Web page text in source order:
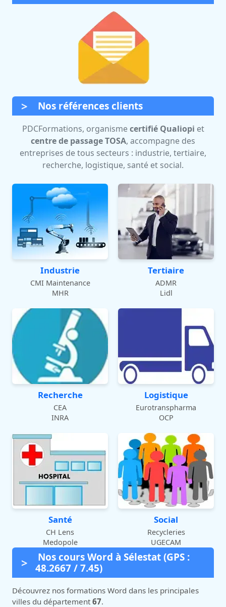
Nos références clients
PDCFormations, organismecertifié Qualiopi et
centre de passage TOSA, accompagne des
entreprises de tous secteurs : industrie, tertiaire,
recherche, logistique, santé et social.
Industrie
CMI Maintenance
MHR
Tertiaire
ADMR
Lidl
Recherche
CEA
INRA
Logistique
Eurotranspharma
OCP
Santé
CH Lens
Medopole
Social
Recycleries
UGECAM
Nos cours Word à Sélestat (GPS :
48.2667 / 7.45)
Découvrez nos formations Word dans les principales
villes du département 67.